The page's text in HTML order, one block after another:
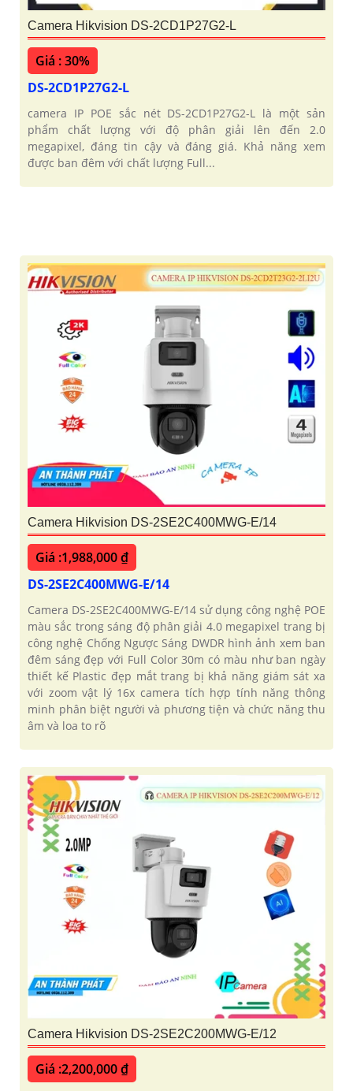
Camera Hikvision DS-2CD1P27G2-L
Giá : 30%
DS-2CD1P27G2-L
camera IP POE sắc nét DS-2CD1P27G2-L là một sản
phẩm chất lượng với độ phân giải lên đến 2.0
megapixel, đáng tin cậy và đáng giá. Khả năng xem
được ban đêm với chất lượng Full...
Camera Hikvision DS-2SE2C400MWG-E/14
Giá :1,988,000 ₫
DS-2SE2C400MWG-E/14
Camera DS-2SE2C400MWG-E/14 sử dụng công nghệ POE
màu sắc trong sáng độ phân giải 4.0 megapixel trang bị
công nghệ Chống Ngược Sáng DWDR hình ảnh xem ban
đêm sáng đẹp với Full Color 30m có màu như ban ngày
thiết kế Plastic đẹp mắt trang bị khả năng giám sát xa
với zoom vật lý 16x camera tích hợp tính năng thông
minh phân biệt người và phương tiện và chức năng thu
âm và loa to rõ
Camera Hikvision DS-2SE2C200MWG-E/12
Giá :2,200,000 ₫